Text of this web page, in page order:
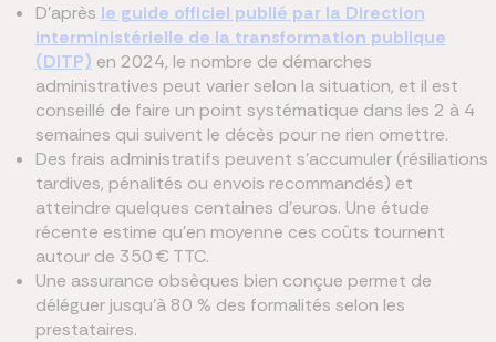
D’après le guide officiel publié par la Direction
interministérielle de la transformation publique
(DITP) en 2024, le nombre de démarches
administratives peut varier selon la situation, et il est
conseillé de faire un point systématique dans les 2 à 4
semaines qui suivent le décès pour ne rien omettre.
Des frais administratifs peuvent s’accumuler (résiliations
tardives, pénalités ou envois recommandés) et
atteindre quelques centaines d’euros. Une étude
récente estime qu’en moyenne ces coûts tournent
autour de 350 € TTC.
Une assurance obsèques bien conçue permet de
déléguer jusqu’à 80 % des formalités selon les
prestataires.